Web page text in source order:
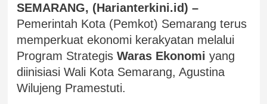
SEMARANG, (Harianterkini.id) –
Pemerintah Kota (Pemkot) Semarang terus
memperkuat ekonomi kerakyatan melalui
Program Strategis Waras Ekonomi yang
diinisiasi Wali Kota Semarang, Agustina
Wilujeng Pramestuti.